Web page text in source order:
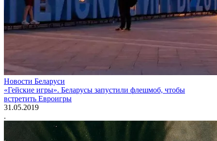
Новости Беларуси
«Гейские игры». Беларусы запустили флешмоб, чтобы
встретить Евроигры
31.05.2019
.